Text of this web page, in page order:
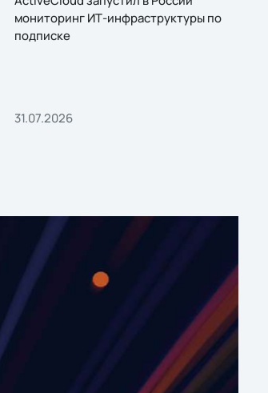
мониторинг ИТ-инфраструктуры по
подписке
31.07.2026